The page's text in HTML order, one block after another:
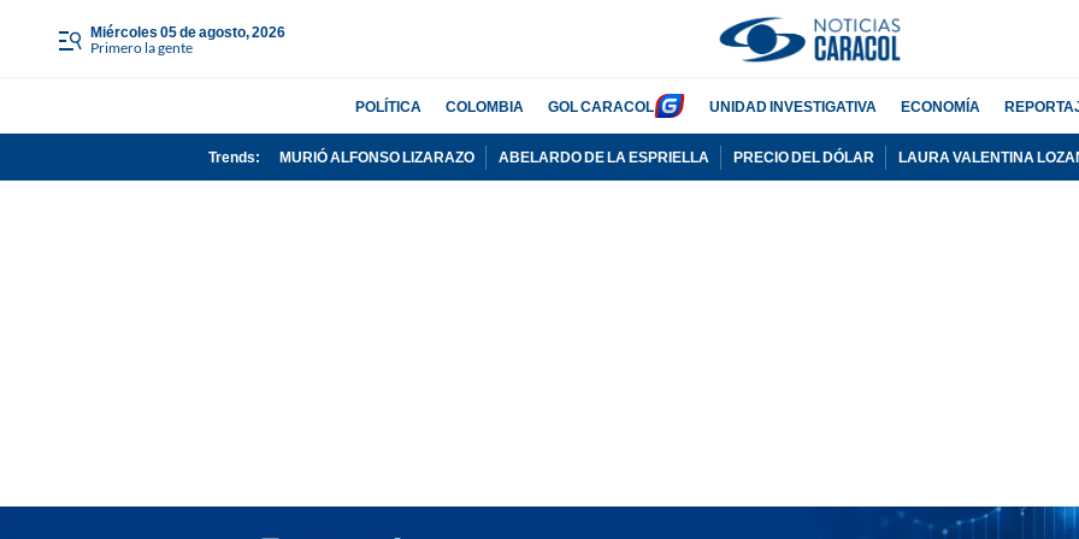
miércoles 05 de agosto, 2026
Primero la gente
POLÍTICA COLOMBIA GOL CARACOL UNIDAD INVESTIGATIVA ECONOMÍA
Trends: MURIÓ ALFONSO LIZARAZO ABELARDO DE LA ESPRIELLA PRECIO DEL DÓLAR LAURA VALENTINA